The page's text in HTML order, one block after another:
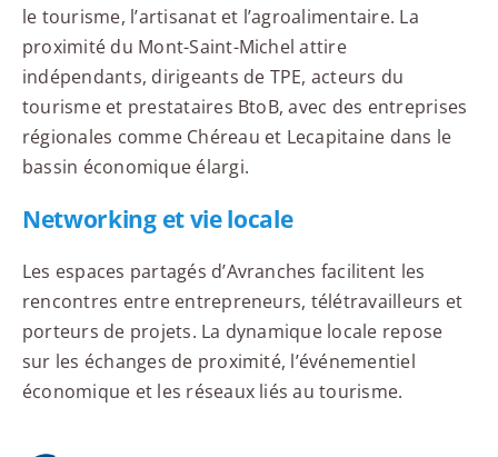
le tourisme, l’artisanat et l’agroalimentaire. La
proximité du Mont-Saint-Michel attire
indépendants, dirigeants de TPE, acteurs du
tourisme et prestataires BtoB, avec des entreprises
régionales comme Chéreau et Lecapitaine dans le
bassin économique élargi.
Networking et vie locale
Les espaces partagés d’Avranches facilitent les
rencontres entre entrepreneurs, télétravailleurs et
porteurs de projets. La dynamique locale repose
sur les échanges de proximité, l’événementiel
économique et les réseaux liés au tourisme.